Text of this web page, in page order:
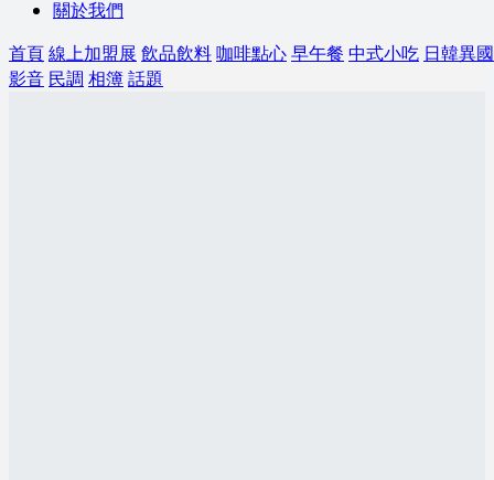
關於我們
首頁線上加盟展 飲品飲料咖啡點心早午餐 中式小吃 日韓異國
影音 民調 相簿話題